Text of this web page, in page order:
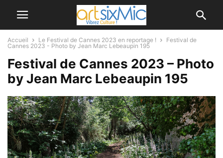
Accueil Le Festival de Cannes 2023 en reportage !
Festival de
Cannes 2023 - Photo by Jean Marc Lebeaupin 195
Festival de Cannes 2023 – Photo
by Jean Marc Lebeaupin 195